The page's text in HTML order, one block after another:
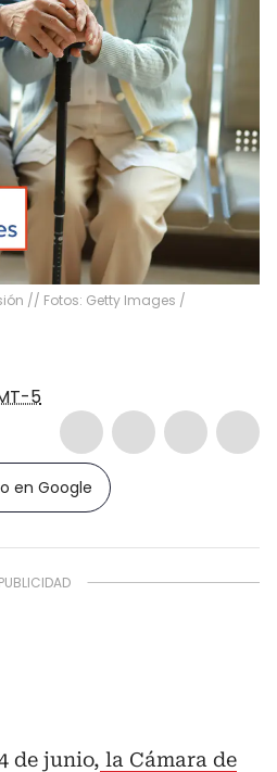
// Fotos: Getty Images /
5
en Google
de junio, la Cámara de